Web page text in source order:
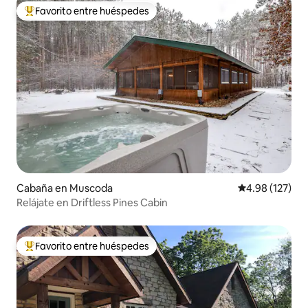
De los mejores en Favorito entre huéspedes
Favorito entre huéspedes
Cabaña en Muscoda Calificación
4.98 (127)
Relájate en Driftless Pines Cabin
De los mejores en Favorito entre huéspedes
Favorito entre huéspedes